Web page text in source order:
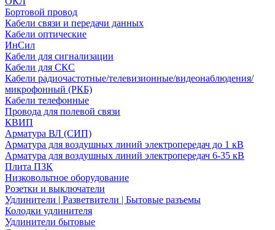
Бортовой провод
Кабели связи и передачи данных
Кабели оптические
ИнСил
Кабели для сигнализации
Кабели для СКС
Кабели радиочастотные/телевизионные/видеонаблюдения/
микрофонный (РКБ)
Кабели телефонные
Провода для полевой связи
КВИП
Арматура ВЛ (СИП)
Арматура для воздушных линий электропередач до 1 кВ
Арматура для воздушных линий электропередач 6-35 кВ
Плита ПЗК
Низковольтное оборудование
Розетки и выключатели
Удлинители | Разветвители | Бытовые разъемы
Колодки удлинителя
Удлинители бытовые